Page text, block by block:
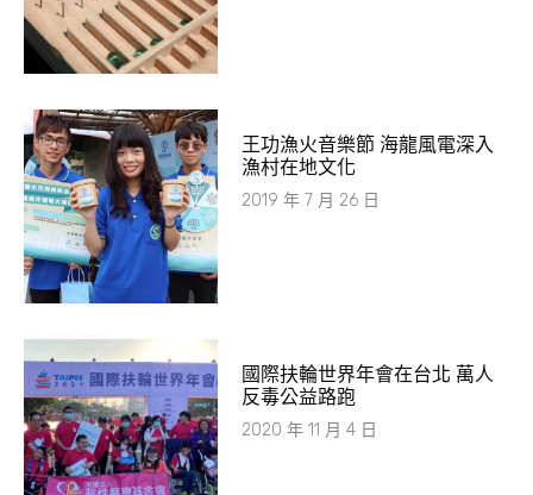
王功漁火音樂節 海龍風電深入
漁村在地文化
2019 年 7 月 26 日
國際扶輪世界年會在台北 萬人
反毒公益路跑
2020 年 11 月 4 日